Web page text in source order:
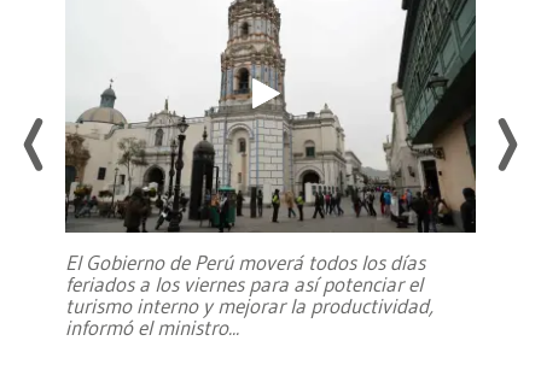
El Gobierno de Perú moverá todos los días
feriados a los viernes para así potenciar el
turismo interno y mejorar la productividad,
informó el ministro...